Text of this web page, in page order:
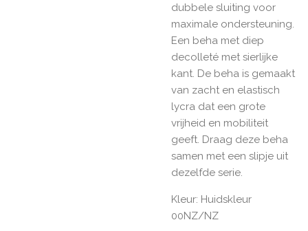
dubbele sluiting voor
maximale ondersteuning.
Een beha met diep
decolleté met sierlijke
kant. De beha is gemaakt
van zacht en elastisch
lycra dat een grote
vrijheid en mobiliteit
geeft. Draag deze beha
samen met een slipje uit
dezelfde serie.
Kleur: Huidskleur
00NZ/NZ